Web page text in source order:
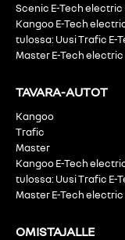
Scenic E-Tech electric
Kangoo E-Tech
tulossa: Uusi Trafic E-
Master E-Tech electric
TAVARA-AUTOT
Kangoo
Trafic
Master
Kangoo E-Tech
tulossa: Uusi Trafic E-
Master E-Tech electric
OMISTAJALLE